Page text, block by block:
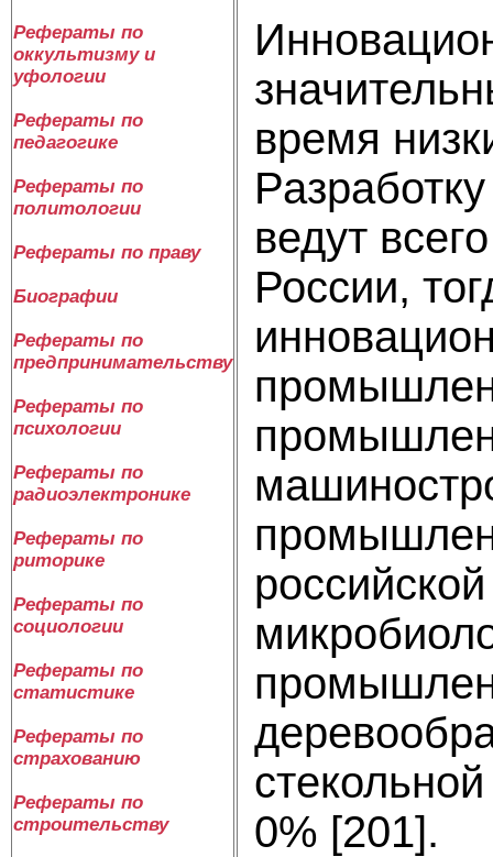
Рефераты по
оккультизму и
уфологии
Рефераты по
педагогике
Рефераты по
политологии
Рефераты по праву
Биографии
Рефераты по
предпринимательству
Рефераты по
психологии
Рефераты по
радиоэлектронике
Рефераты по
риторике
Рефераты по
социологии
Рефераты по
статистике
Рефераты по
страхованию
Рефераты по
строительству
время
ведут
России,
0% [201].